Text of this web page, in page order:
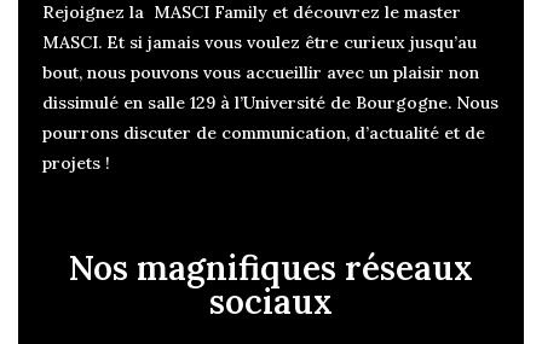
Rejoignez la MASCI Family et découvrez le master
MASCI. Et si jamais vous voulez être curieux jusqu’au
bout, nous pouvons vous accueillir avec un plaisir non
dissimulé en salle 129 à l’Université de Bourgogne. Nous
pourrons discuter de communication, d’actualité et de
projets !
Nos magnifiques réseaux
sociaux